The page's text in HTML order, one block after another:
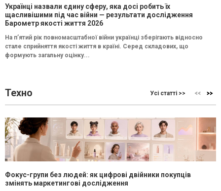
Українці назвали єдину сферу, яка досі робить їх
щасливішими під час війни — результати дослідження
Барометр якості життя 2026
На п’ятий рік повномасштабної війни українці зберігають відносно
стале сприйняття якості життя в країні. Серед складових, що
формують загальну оцінку...
Техно Усі статті >>
Фокус-групи без людей: як цифрові двійники покупців
змінять маркетингові дослідження